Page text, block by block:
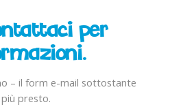
per
– il form e-mail sottostante
presto.